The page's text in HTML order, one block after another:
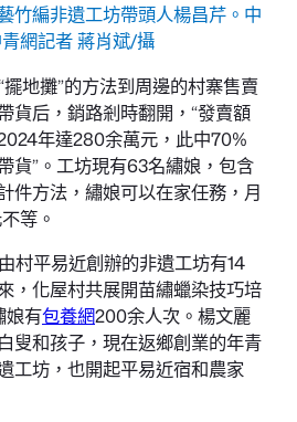
竹編非遺工坊帶頭人楊昌芹。中
青網記者 蔣肖斌/攝
地攤”的方法到周邊的村寨售賣
貨后，銷路剎時翻開，“發賣額
年達280余萬元，此中70%
貨”。工坊現有63名繡娘，包含
件方法，繡娘可以在家任務，月
等。
村平易近創辦的非遺工坊有14
，化屋村共展開苗繡蠟染技巧培
娘有包養網200余人次。楊文麗
叟和孩子，現在返鄉創業的年青
工坊，也開起平易近宿和農家